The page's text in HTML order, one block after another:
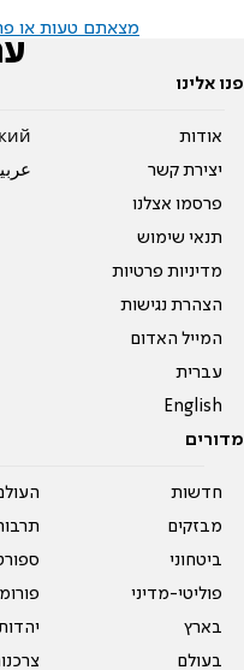
מצאתם טעות או
פנו אלינו
אודות
יצירת קשר
פרסמו אצלנו
תנאי שימוש
מדיניות פרטיות
הצהרת נגישות
המייל האדום
עברית
English
מדורים
חדשות
מבזקים
ביטחוני
פוליטי-מדיני
בארץ
בעולם